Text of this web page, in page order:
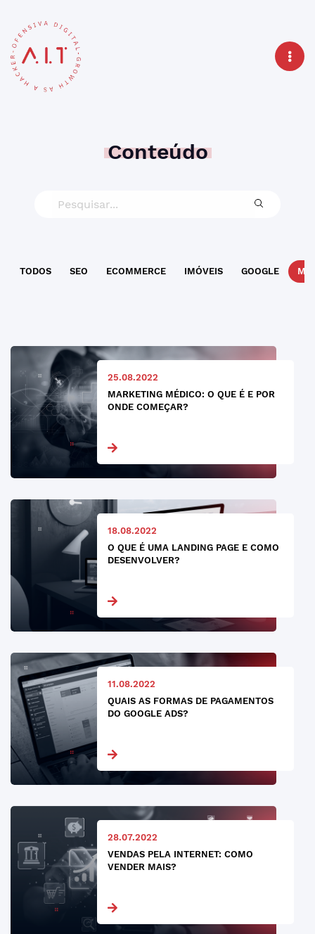
Conteúdo
TODOS SEO ECOMMERCE IMÓVEIS GOOGLE
25.08.2022
MARKETING MÉDICO: O QUE É E POR
ONDE COMEÇAR?
18.08.2022
O QUE É UMA LANDING PAGE E COMO
DESENVOLVER?
11.08.2022
QUAIS AS FORMAS DE PAGAMENTOS
DO GOOGLE ADS?
28.07.2022
VENDAS PELA INTERNET: COMO
VENDER MAIS?